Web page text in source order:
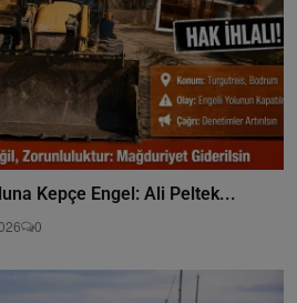
Kepçe Engel: Ali Peltek...
0